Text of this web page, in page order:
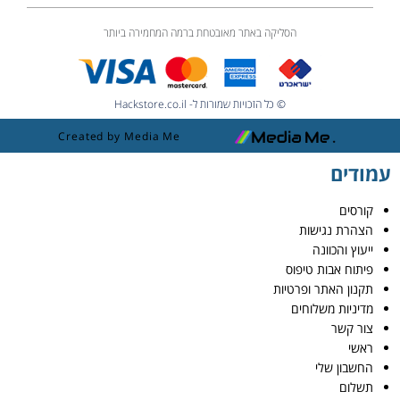
הסליקה באתר מאובטחת ברמה המחמירה ביותר
© כל הזכויות שמורות ל- Hackstore.co.il
Created by Media Me
עמודים
קורסים
הצהרת נגישות
ייעוץ והכוונה
פיתוח אבות טיפוס
תקנון האתר ופרטיות
מדיניות משלוחים
צור קשר
ראשי
החשבון שלי
תשלום